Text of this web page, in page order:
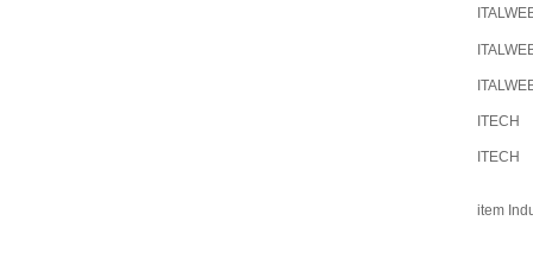
ITECH
ITECH
item